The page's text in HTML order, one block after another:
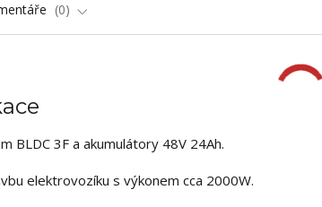
0
BLDC 3F a akumulátory 48V 24Ah.
elektrovozíku s výkonem cca 2000W.